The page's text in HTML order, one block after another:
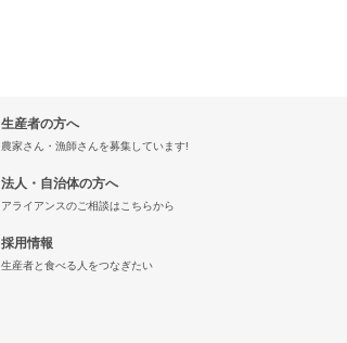
生産者の方へ
農家さん・漁師さんを募集しています!
法人・自治体の方へ
アライアンスのご相談はこちらから
採用情報
生産者と食べる人をつなぎたい